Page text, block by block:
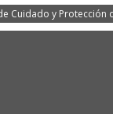
Cuidado y Protección